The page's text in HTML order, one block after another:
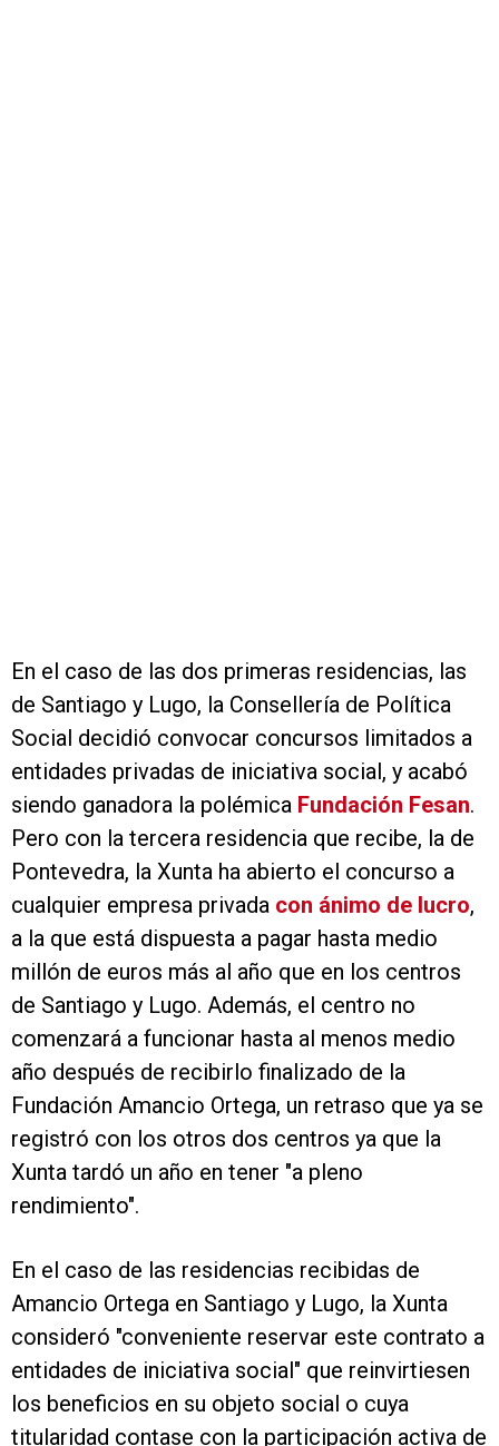
En el caso de las dos primeras residencias, las
de Santiago y Lugo, la Consellería de Política
Social decidió convocar concursos limitados a
entidades privadas de iniciativa social, y acabó
siendo ganadora la polémica Fundación Fesan.
Pero con la tercera residencia que recibe, la de
Pontevedra, la Xunta ha abierto el concurso a
cualquier empresa privada con ánimo de lucro,
a la que está dispuesta a pagar hasta medio
millón de euros más al año que en los centros
de Santiago y Lugo. Además, el centro no
comenzará a funcionar hasta al menos medio
año después de recibirlo finalizado de la
Fundación Amancio Ortega, un retraso que ya se
registró con los otros dos centros ya que la
Xunta tardó un año en tener "a pleno
rendimiento".
En el caso de las residencias recibidas de
Amancio Ortega en Santiago y Lugo, la Xunta
consideró "conveniente reservar este contrato a
entidades de iniciativa social" que reinvirtiesen
los beneficios en su objeto social o cuya
titularidad contase con la participación activa de